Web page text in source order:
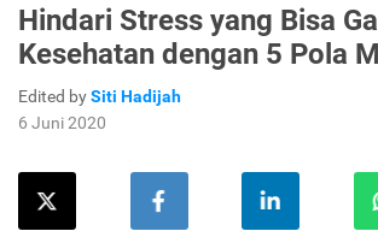
Hindari Stress yang Bisa
Kesehatan dengan 5 Pola
Edited bySiti Hadijah
6 Juni 2020